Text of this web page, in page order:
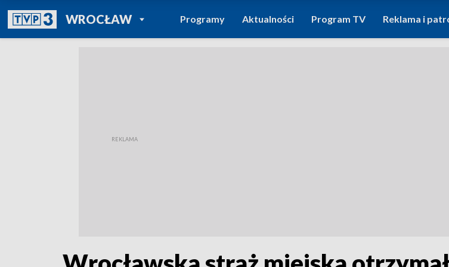
WROCŁAWPOWRÓT DO
TVP REGIONY
Programy Aktualności Program TV Reklama i